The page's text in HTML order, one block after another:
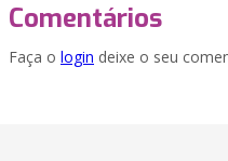
Comentários
Faça o login deixe o seu